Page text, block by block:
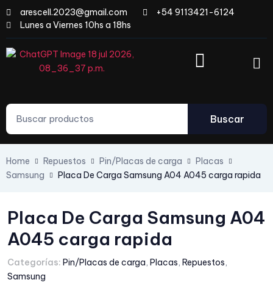
arescell.2023@gmail.com
+54 9113421-6124
Lunes a Viernes 10hs a 18hs
Buscar
Home Repuestos Pin/Placas de carga
Placas
Samsung
Placa De Carga Samsung A04 A045 carga rapida
Placa De Carga Samsung A04
A045 carga rapida
Categorías: Pin/Placas de carga, Placas, Repuestos,
Samsung